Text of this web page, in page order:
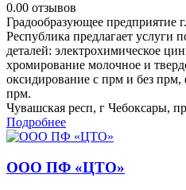
0.00 отзывов
Градообразующее предприятие
Республика предлагает услуги
деталей: электрохимическое
хромирование молочное и
оксидирование с прм и без
прм.
Чувашская респ, г Чебоксары,
Подробнее
ООО ПФ «ЦТО»